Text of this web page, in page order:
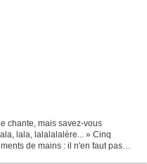
chante, mais savez-vous
lala, lalalalalère... » Cinq
de mains : il n'en faut pas